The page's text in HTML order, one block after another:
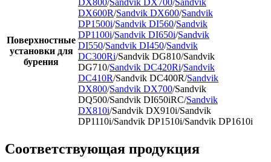
Поверхностные
установки для
бурения
DX800/Sandvik DX700/Sandvik
DX600R/Sandvik DX600/Sandvik
DP1500i/Sandvik DI560/Sandvik
DP1100i/Sandvik DI650i/Sandvik
DI550/Sandvik DI450/Sandvik
DC300Ri/Sandvik DG810/Sandvik
DG710/Sandvik DC420Ri/Sandvik
DC410R/Sandvik DC400R/Sandvik
DX800/Sandvik DX700/Sandvik
DQ500/Sandvik DI650iRC/Sandvik
DX810i/Sandvik DX910i/Sandvik
DP1110i/Sandvik DP1510i/Sandvik DP1610i
Соответствующая продукция